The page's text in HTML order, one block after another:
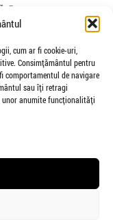
cum ar fi cookie-uri,
Consimțământul pentru
comportamentul de navigare
sau îți retragi
unor anumite funcționalități
by
working
is the founder